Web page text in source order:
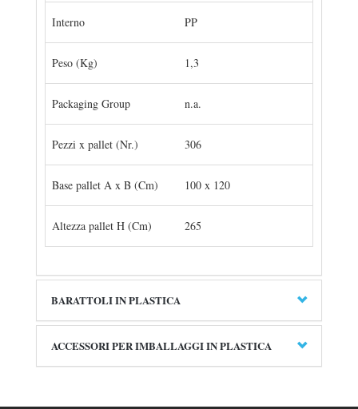
Interno PP
Peso (Kg) 1,3
Packaging Group n.a.
Pezzi x pallet (Nr.) 306
Base pallet A x B (Cm) 100 x 120
Altezza pallet H (Cm) 265
BARATTOLI IN PLASTICA
ACCESSORI PER IMBALLAGGI IN PLASTICA